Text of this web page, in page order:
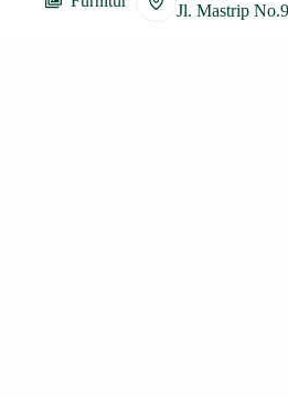
Jl. Mastrip